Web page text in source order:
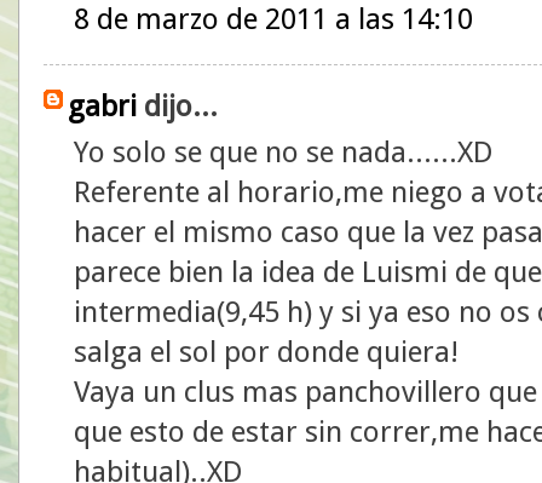
8 de marzo de 2011 a las 14:10
gabri dijo...
Yo solo se que no se nada......XD
Referente al horario,me niego a
hacer el mismo caso que la vez
parece bien la idea de Luismi de
intermedia(9,45 h) y si ya eso no
salga el sol por donde quiera!
Vaya un clus mas panchovillero
que esto de estar sin correr,me
habitual)..XD